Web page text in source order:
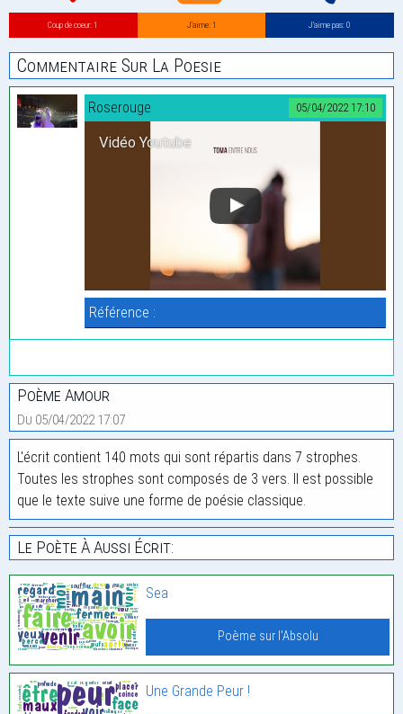
Coup de coeur: 1 J’aime: 1 J’aime pas: 0
Commentaire Sur La Poesie
05/04/2022 17:10
Roserouge
Vidéo Youtube
Référence :
Poème Amour
Du 05/04/2022 17:07
L'écrit contient 140 mots qui sont répartis dans 7 strophes.
Toutes les strophes sont composés de 3 vers. Il est possible
que le texte suive une forme de poésie classique.
Le Poète À Aussi Écrit:
Sea
Poème sur l'Absolu
Une Grande Peur !